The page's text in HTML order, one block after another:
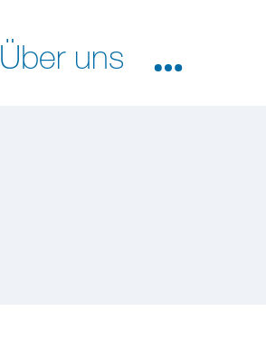
Über uns